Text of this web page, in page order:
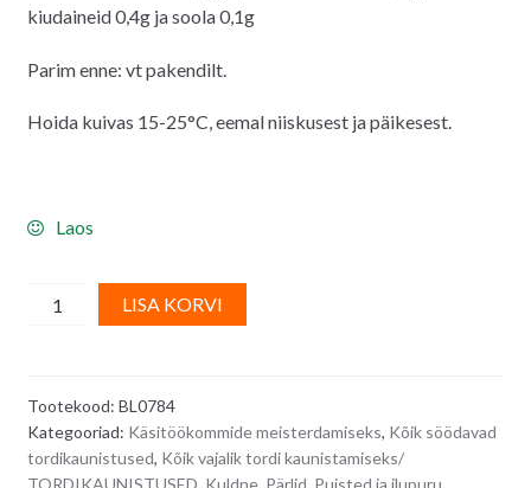
kiudaineid 0,4g ja soola 0,1g
Parim enne: vt pakendilt.
Hoida kuivas 15-25°C, eemal niiskusest ja päikesest.
Laos
Kuldsed
krõbedad
50
g
quantity
LISA KORVI
Tootekood: BL0784
Kategooriad: Käsitöökommide meisterdamiseks, Kõik söödavad
tordikaunistused, Kõik vajalik tordi kaunistamiseks/